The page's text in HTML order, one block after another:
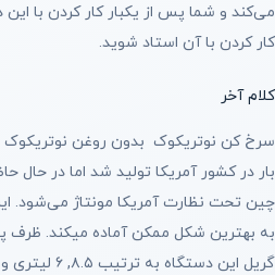
می‌کند و شما پس از یکبار کار کردن با این
کار کردن با آن استاد شوید.
کلام آخر
بار در کشور آمریکا تولید شد اما در حال
چین تحت نظارت آمریکا مونتاژ می‌شود.
به بهترین شکل ممکن آماده میکند.